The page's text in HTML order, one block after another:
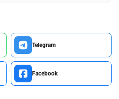
Telegram
Facebook